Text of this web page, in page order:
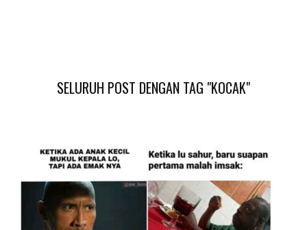
SELURUH POST DENGAN TAG "KOCAK"